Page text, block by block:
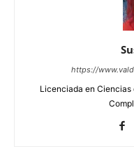
https://
Licenciada en